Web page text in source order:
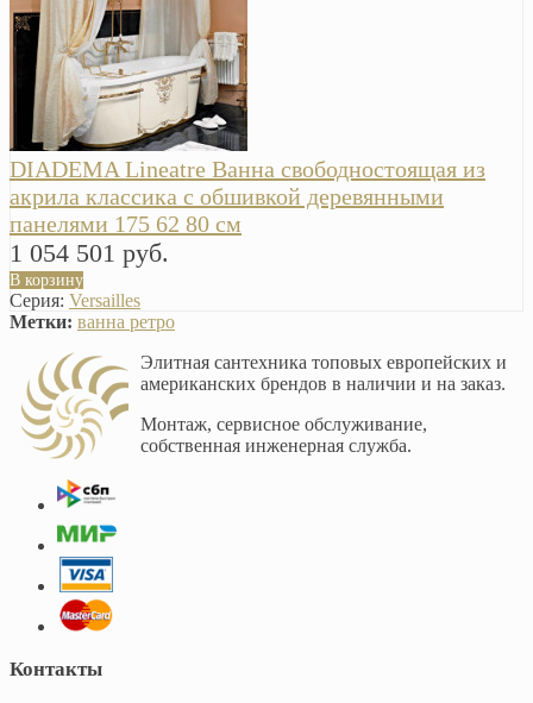
DIADEMA Lineatre Ванна свободностоящая из
акрила классика с обшивкой деревянными
панелями 175 62 80 см
1 054 501 руб.
В корзину
Серия: Versailles
Метки: ванна ретро
Элитная сантехника топовых европейских и
американских брендов в наличии и на заказ.
Монтаж, сервисное обслуживание,
собственная инженерная служба.
Контакты